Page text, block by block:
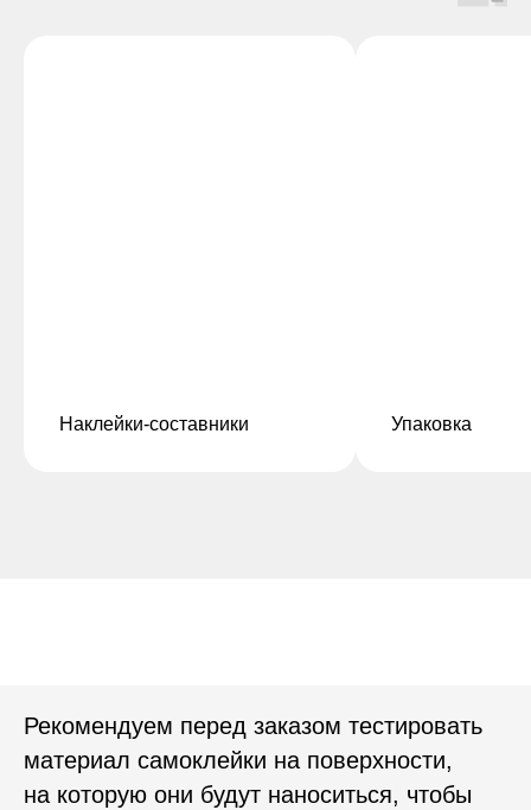
Наклейки-составники Упаковка
Рекомендуем перед заказом тестировать
материал самоклейки на поверхности,
на которую они будут наноситься, чтобы